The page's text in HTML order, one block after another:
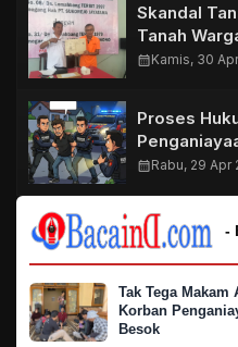
Skandal
Tanah
Tiba
calendar_monthKamis, 30
Proses
Purwosari
calendar_monthRabu, 29 Apr
-
Tak Tega
Korban
Besok